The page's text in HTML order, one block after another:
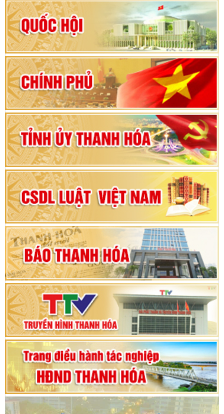
Hướng dẫn quy trình bỏ phiếu bầu cử ĐBQH
khoá XVI và đại biểu HĐND các cấp nhiệm kỳ
2026-2031
80 năm Quốc hội Việt Nam: vì lợi ích Nhân dân,
vì sự phát triển của đất nước
Bộ Chính trị duyệt nội dung Đại hội đại biểu
Đảng bộ tỉnh Thanh Hóa lần thứ XX, nhiệm kỳ
2025 - 2030
Đại hội đại biểu Đảng bộ xã Yên Thọ lần thứ I,
nhiệm kỳ 2025 – 2030
Đại hội Đảng bộ xã Yên Ninh lần thứ nhất,
nhiệm kỳ 2025 - 2030
Khai mạc Kỳ họp bất thường lần thứ 9, Quốc
hội khóa XV
Phiên thảo luận Kỳ họp thứ 24, HĐND tỉnh
Thanh Hóa khóa XVIII, nhiệm kỳ 2021 - 2026
Bế mạc Kỳ họp thứ hai bốn, Hội đồng nhân dân
tỉnh khoá XVIII